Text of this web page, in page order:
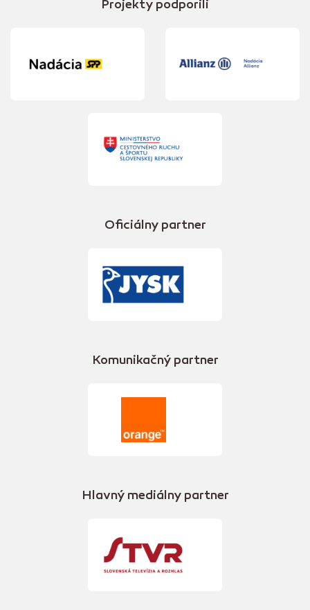
Projekty podporili
Oficiálny partner
Komunikačný partner
Hlavný mediálny partner